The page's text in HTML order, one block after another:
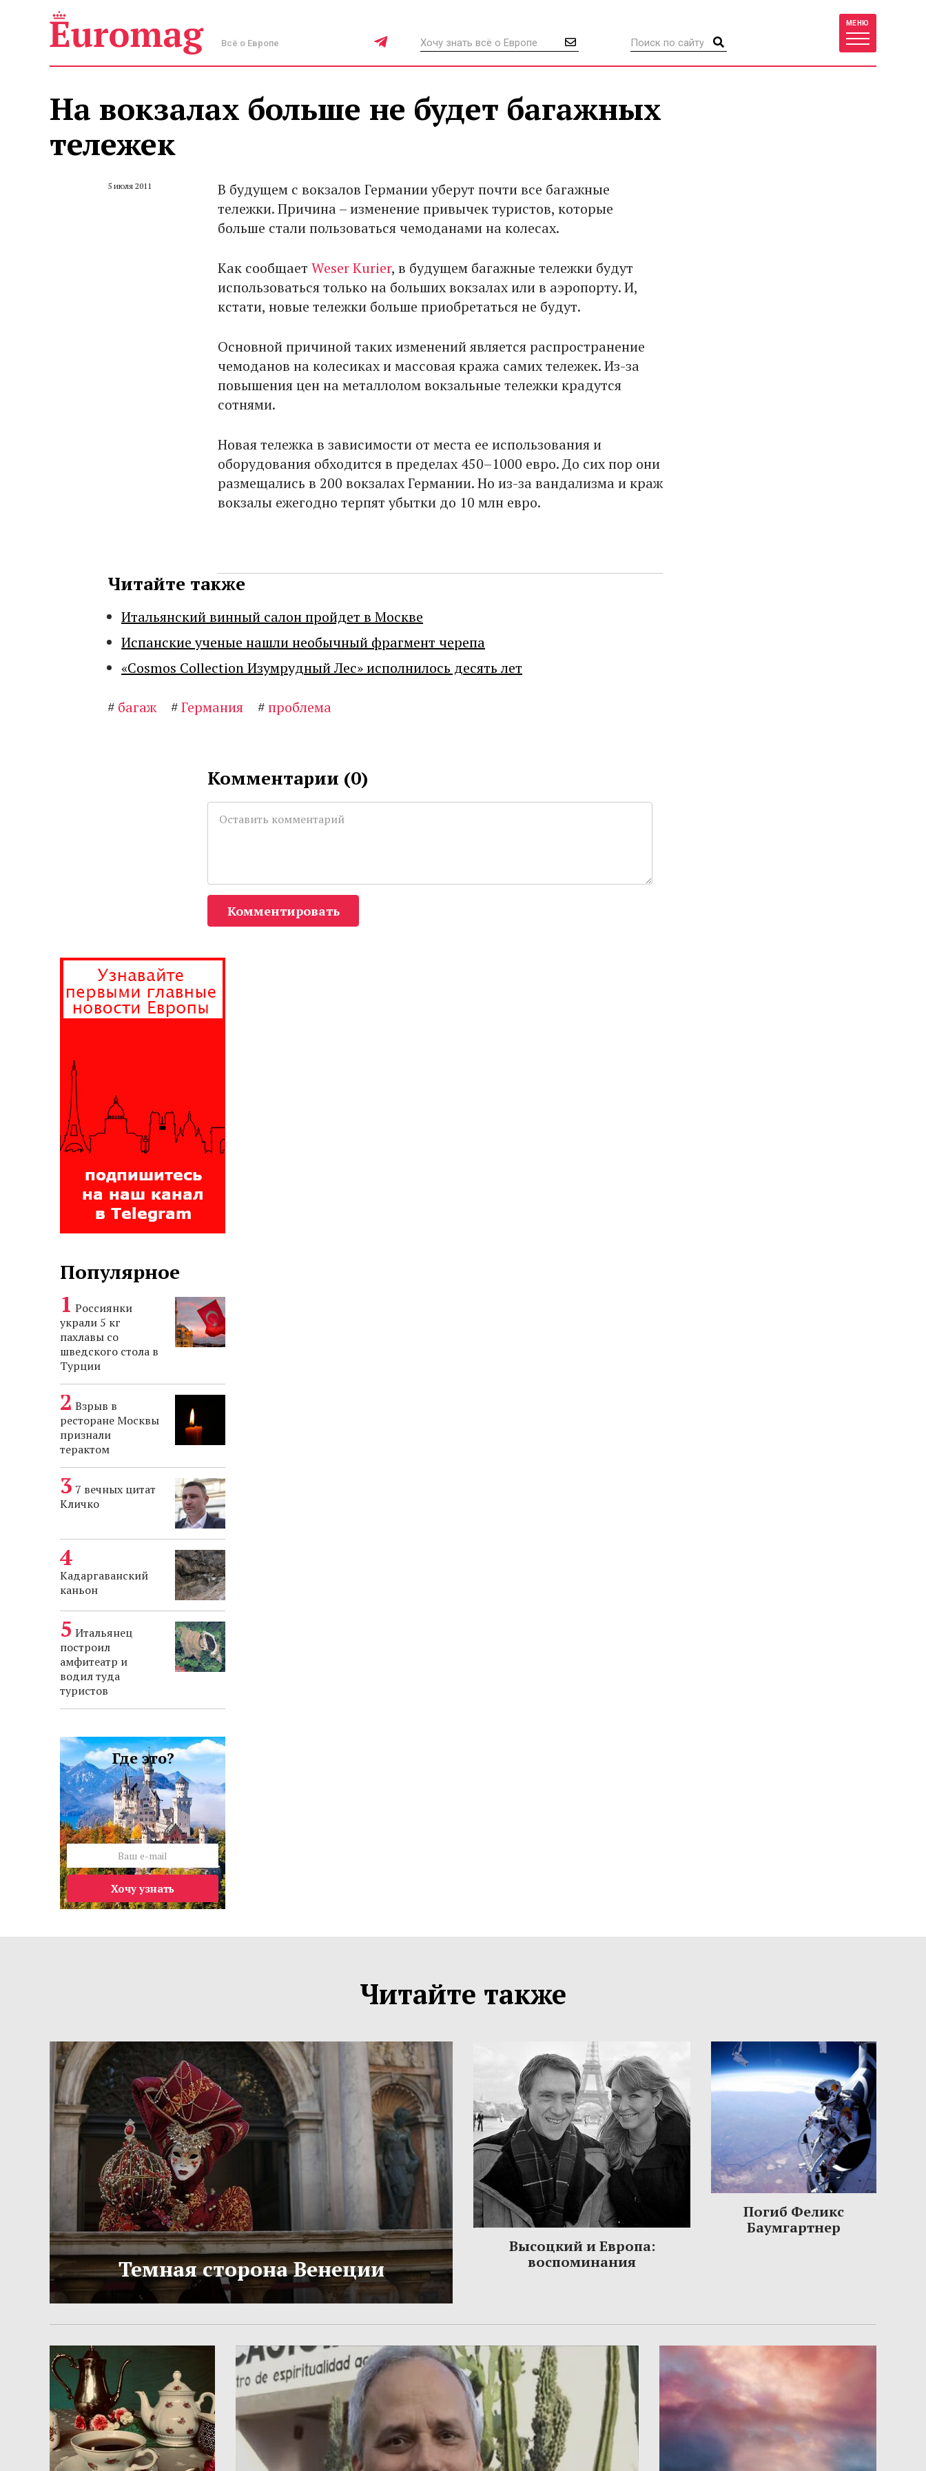
Всё о Европе
МЕНЮ
На вокзалах больше не будет багажных
тележек
5 июля 2011
В будущем с вокзалов Германии уберут почти все багажные
тележки. Причина – изменение привычек туристов, которые
больше стали пользоваться чемоданами на колесах.
Как сообщает Weser Kurier, в будущем багажные тележки будут
использоваться только на больших вокзалах или в аэропорту. И,
кстати, новые тележки больше приобретаться не будут.
Основной причиной таких изменений является распространение
чемоданов на колесиках и массовая кража самих тележек. Из-за
повышения цен на металлолом вокзальные тележки крадутся
сотнями.
Новая тележка в зависимости от места ее использования и
оборудования обходится в пределах 450–1000 евро. До сих пор они
размещались в 200 вокзалах Германии. Но из-за вандализма и краж
вокзалы ежегодно терпят убытки до 10 млн евро.
Читайте также
Итальянский винный салон пройдет в Москве
Испанские ученые нашли необычный фрагмент черепа
«Cosmos Collection Изумрудный Лес» исполнилось десять лет
# багаж #Германия #проблема
Комментарии (0)
Комментировать
Популярное
Россиянки
украли 5 кг
пахлавы со
шведского стола в
Турции
Взрыв в
ресторане Москвы
признали
терактом
7 вечных цитат
Кличко
Кадаргаванский
каньон
Итальянец
построил
амфитеатр и
водил туда
туристов
Где это?
Хочу узнать
Читайте также
Темная сторона Венеции
Высоцкий и Европа:
воспоминания
Погиб Феликс
Баумгартнер